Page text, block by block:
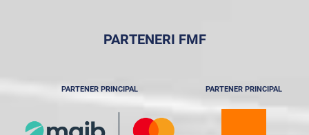
PARTENERI FMF
PARTENER PRINCIPAL PARTENER PRINCIPAL